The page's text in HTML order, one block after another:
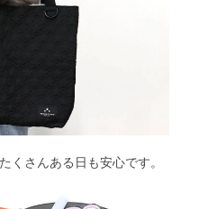
くさんある日も安心です。